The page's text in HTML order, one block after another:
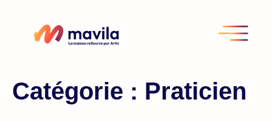
Catégorie : Praticien